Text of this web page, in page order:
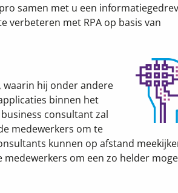
samen met u een
verbeteren met RPA op basis van
waarin hij onder andere
binnen het
consultant zal
medewerkers om te
kunnen op afstand
om een zo helder